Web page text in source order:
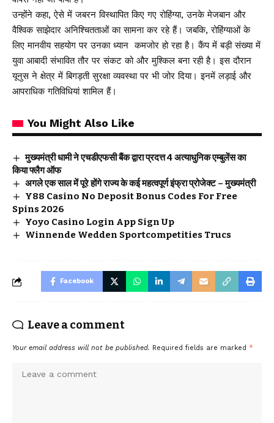
उन्होंने कहा, ऐसे में जबरन विस्थापित किए गए रोहिंग्या, उनके मेजबान और
वैश्विक साझेदार अनिश्चितताओं का सामना कर रहे हैं। जबकि, रोहिंग्याओं के
लिए मानवीय सहयोग पर उनका ध्यान कमजोर हो रहा है। कैंप में बड़ी संख्या में
युवा आबादी संभावित तौर पर संकट को और मुश्किल बना रही है। इस दौरान
यूनुस ने क्षेत्र में बिगड़ती सुरक्षा व्यवस्था पर भी जोर दिया। इनमें लड़ाई और
आपराधिक गतिविधियां शामिल हैं।
You Might Also Like
मुख्यमंत्री धामी ने एचडीएफसी बैंक द्वारा प्रदत्त 4 अत्याधुनिक एम्बुलेंस का
किया फ्लैग ऑफ
अगले एक साल में पूरे होंगे राज्य के कई महत्वपूर्ण इंफ्रा प्रोजेक्ट – मुख्यमंत्री
Y88 Casino No Deposit Bonus Codes For Free
Spins 2026
Yoyo Casino Login App Sign Up
Winnende Wedden Sportcompetities Trucs
Facebook
Leave a comment
Your email address will not be published. Required fields are marked *